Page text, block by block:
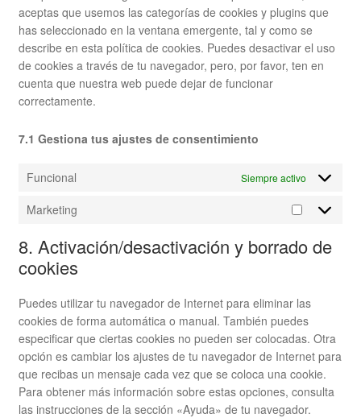
aceptas que usemos las categorías de cookies y plugins que
has seleccionado en la ventana emergente, tal y como se
describe en esta política de cookies. Puedes desactivar el uso
de cookies a través de tu navegador, pero, por favor, ten en
cuenta que nuestra web puede dejar de funcionar
correctamente.
7.1 Gestiona tus ajustes de consentimiento
Funcional Siempre activo
Marketing Marketing
8. Activación/desactivación y borrado de
cookies
Puedes utilizar tu navegador de Internet para eliminar las
cookies de forma automática o manual. También puedes
especificar que ciertas cookies no pueden ser colocadas. Otra
opción es cambiar los ajustes de tu navegador de Internet para
que recibas un mensaje cada vez que se coloca una cookie.
Para obtener más información sobre estas opciones, consulta
las instrucciones de la sección «Ayuda» de tu navegador.